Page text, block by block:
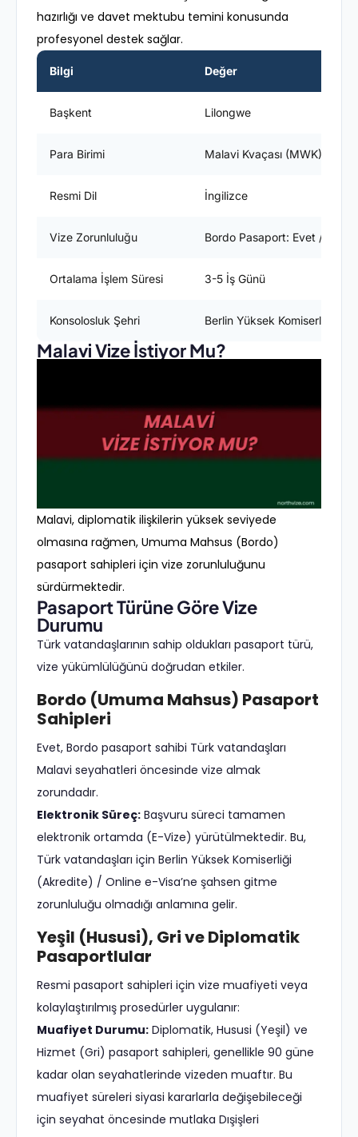
hazırlığı ve davet mektubu temini konusunda
profesyonel destek sağlar.
Bilgi Değer
Başkent Lilongwe
Para Birimi Malavi Kvaçası (MWK)
Resmi Dil İngilizce
Vize Zorunluluğu Bordo Pasaport: Evet / Yeşil
Ortalama İşlem Süresi 3-5 İş Günü
Konsolosluk Şehri Berlin Yüksek Komiserliği
Malavi Vize İstiyor Mu?
Malavi, diplomatik ilişkilerin yüksek seviyede
olmasına rağmen, Umuma Mahsus (Bordo)
pasaport sahipleri için vize zorunluluğunu
sürdürmektedir.
Pasaport Türüne Göre Vize
Durumu
Türk vatandaşlarının sahip oldukları pasaport türü,
vize yükümlülüğünü doğrudan etkiler.
Bordo (Umuma Mahsus) Pasaport
Sahipleri
Evet, Bordo pasaport sahibi Türk vatandaşları
Malavi seyahatleri öncesinde vize almak
zorundadır.
Elektronik Süreç: Başvuru süreci tamamen
elektronik ortamda (E-Vize) yürütülmektedir. Bu,
Türk vatandaşları için Berlin Yüksek Komiserliği
(Akredite) / Online e-Visa’ne şahsen gitme
zorunluluğu olmadığı anlamına gelir.
Yeşil (Hususi), Gri ve Diplomatik
Pasaportlular
Resmi pasaport sahipleri için vize muafiyeti veya
kolaylaştırılmış prosedürler uygulanır:
Muafiyet Durumu: Diplomatik, Hususi (Yeşil) ve
Hizmet (Gri) pasaport sahipleri, genellikle 90 güne
kadar olan seyahatlerinde vizeden muaftır. Bu
muafiyet süreleri siyasi kararlarla değişebileceği
için seyahat öncesinde mutlaka Dışişleri